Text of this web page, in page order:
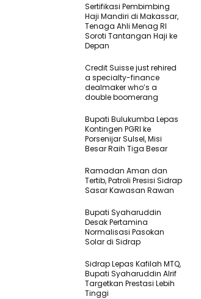
Sertifikasi Pembimbing
Haji Mandiri di Makassar,
Tenaga Ahli Menag RI
Soroti Tantangan Haji ke
Depan
Credit Suisse just rehired
a specialty-finance
dealmaker who’s a
double boomerang
Bupati Bulukumba Lepas
Kontingen PGRI ke
Porsenijar Sulsel, Misi
Besar Raih Tiga Besar
Ramadan Aman dan
Tertib, Patroli Presisi Sidrap
Sasar Kawasan Rawan
Bupati Syaharuddin
Desak Pertamina
Normalisasi Pasokan
Solar di Sidrap
Sidrap Lepas Kafilah MTQ,
Bupati Syaharuddin Alrif
Targetkan Prestasi Lebih
Tinggi